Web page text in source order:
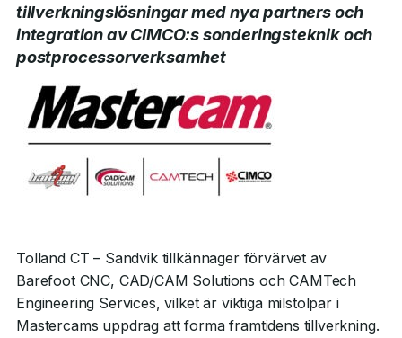
tillverkningslösningar med nya partners och
integration av CIMCO:s sonderingsteknik och
postprocessorverksamhet
Tolland CT – Sandvik tillkännager förvärvet av
Barefoot CNC, CAD/CAM Solutions och CAMTech
Engineering Services, vilket är viktiga milstolpar i
Mastercams uppdrag att forma framtidens tillverkning.